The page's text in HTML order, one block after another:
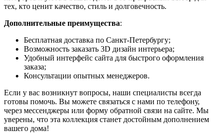
тех, кто ценит качество, стиль и долговечность.
Дополнительные преимущества:
Бесплатная доставка по Санкт-Петербургу;
Возможность заказать 3D дизайн интерьера;
Удобный интерфейс сайта для быстрого оформления
заказа;
Консультации опытных менеджеров.
Если у вас возникнут вопросы, наши специалисты всегда
готовы помочь. Вы можете связаться с нами по телефону,
через мессенджеры или форму обратной связи на сайте. Мы
уверены, что эта коллекция станет достойным дополнением
вашего дома!